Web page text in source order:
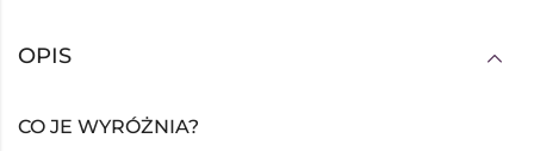
OPIS
CO JE WYRÓŻNIA?